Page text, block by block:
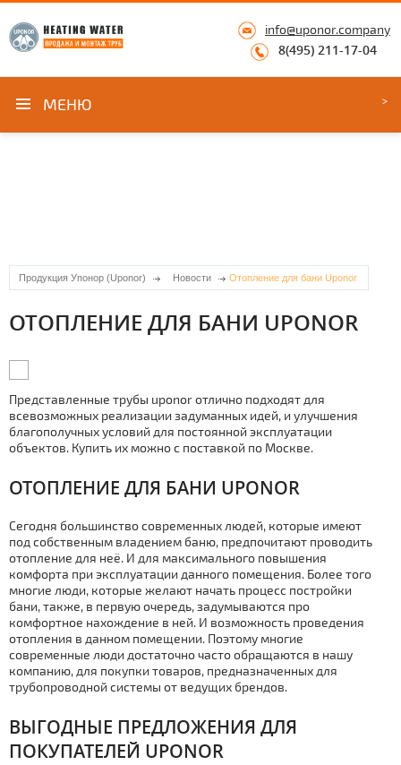
info@uponor.company
8(495) 211-17-04
МЕНЮ
Продукция Упонор (Uponor) Новости Отопление для бани Uponor
ОТОПЛЕНИЕ ДЛЯ БАНИ UPONOR
Представленные тpубы uponor отлично подходят для
всевозможных реализации задуманных идей, и улучшения
благополучных условий для постоянной эксплуатации
объектов. Купить их можно с поставкой по Москве.
ОТОПЛЕНИЕ ДЛЯ БАНИ UPONOR
Сегодня большинство современных людей, которые имеют
под собственным владением баню, предпочитают проводить
отoпление для неё. И для максимального повышения
комфорта при эксплуатации данного помещения. Более того
многие люди, которые желают начать процесс постройки
бани, также, в первую очередь, задумываются про
комфортное нахождение в ней. И возможность проведения
отoпления в данном помещении. Поэтому многие
современные люди достаточно часто обращаются в нашу
компанию, для покупки товаров, предназначенных для
тpубопроводной системы от ведущих брендов.
ВЫГОДНЫЕ ПРЕДЛОЖЕНИЯ ДЛЯ
ПОКУПАТЕЛЕЙ UPONOR